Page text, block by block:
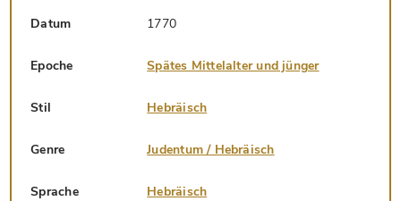
Datum 1770
Epoche Spätes Mittelalter und jünger
Stil Hebräisch
Genre Judentum / Hebräisch
Sprache Hebräisch